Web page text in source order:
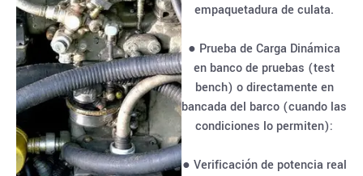
empaquetadura de culata.
● Prueba de Carga Dinámica
en banco de pruebas (test
bench) o directamente en
bancada del barco (cuando las
condiciones lo permiten):
● Verificación de potencia real